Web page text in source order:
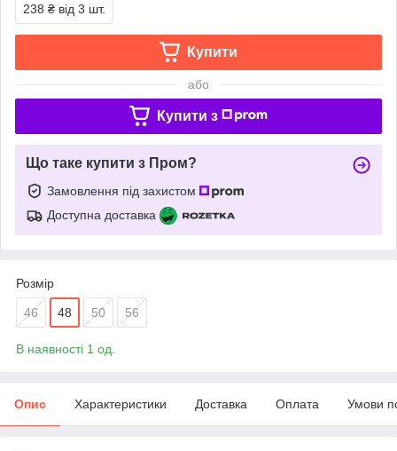
238 ₴ від 3 шт.
Купити
або
Купити з
Що таке купити з Пром?
Замовлення під захистом
Доступна доставка
Розмір
46 48 50 56
В наявності 1 од.
Опис Характеристики Доставка Оплата Умови